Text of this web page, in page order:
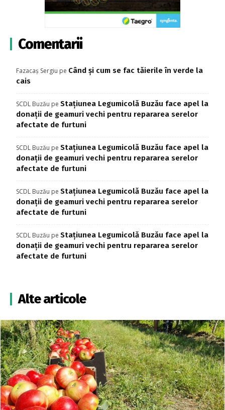
Comentarii
Fazacaș Sergiu pe Când și cum se fac tăierile în verde la
cais
SCDL Buzău pe Stațiunea Legumicolă Buzău face apel la
donații de geamuri vechi pentru repararea serelor
afectate de furtuni
SCDL Buzău pe Stațiunea Legumicolă Buzău face apel la
donații de geamuri vechi pentru repararea serelor
afectate de furtuni
SCDL Buzău pe Stațiunea Legumicolă Buzău face apel la
donații de geamuri vechi pentru repararea serelor
afectate de furtuni
SCDL Buzău pe Stațiunea Legumicolă Buzău face apel la
donații de geamuri vechi pentru repararea serelor
afectate de furtuni
Alte articole